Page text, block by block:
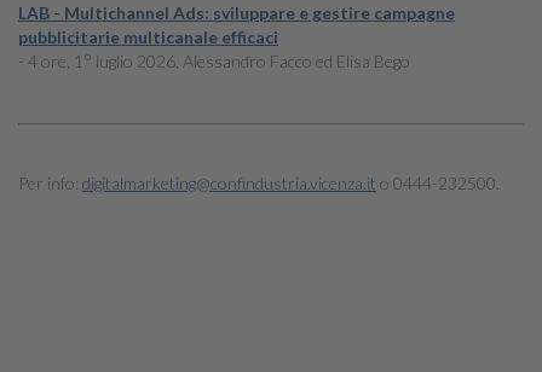
LAB - Multichannel Ads: sviluppare e gestire campagne
pubblicitarie multicanale efficaci
- 4 ore, 1° luglio 2026, Alessandro Facco ed Elisa Bego
Per info: digitalmarketing@confindustria.vicenza.it o 0444-232500.